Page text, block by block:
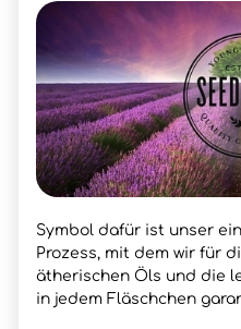
Symbol dafür ist unser
Prozess, mit dem wir für
ätherischen Öls und die
in jedem Fläschchen